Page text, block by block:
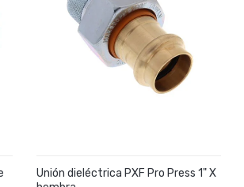
Unión dieléctrica PXF Pro Press 1" X